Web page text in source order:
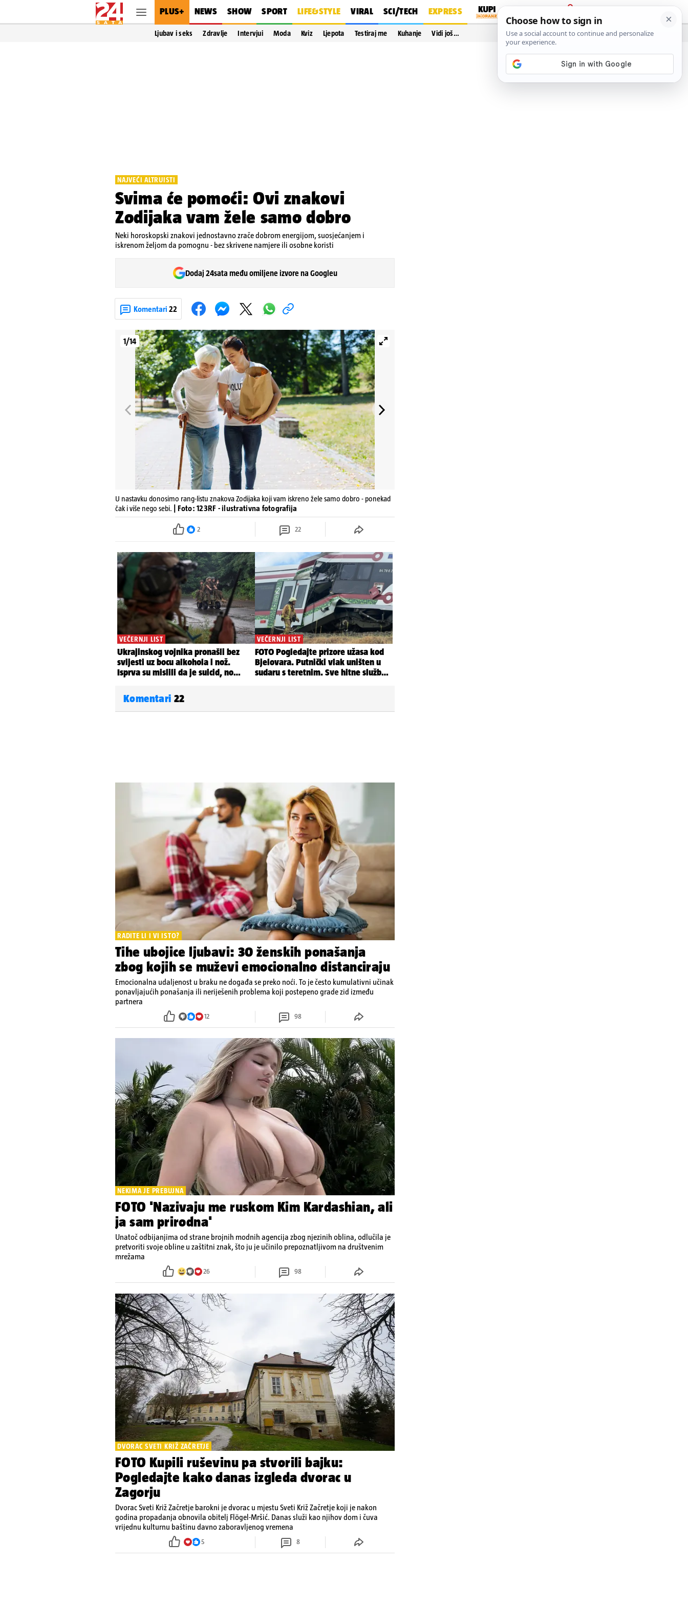
PLUS+ NEWS SHOW SPORT LIFE&STYLE VIRAL SCI/TECH EXPRESS
PRIJAVA
Ljubav i seks Zdravlje Intervjui Moda Kviz Ljepota Testiraj me Kuhanje Vidi još…
NAJVEĆI ALTRUISTI
Svima će pomoći: Ovi znakovi
Zodijaka vam žele samo dobro
Neki horoskopski znakovi jednostavno zrače dobrom energijom, suosjećanjem i
iskrenom željom da pomognu - bez skrivene namjere ili osobne koristi
Dodaj 24sata među omiljene izvore na Googleu
Komentari 22
1/14
U nastavku donosimo rang-listu znakova Zodijaka koji vam iskreno žele samo dobro - ponekad
čak i više nego sebi.
| Foto: 123RF - ilustrativna fotografija
2 22
Komentari 22
RADITE LI I VI ISTO?
Tihe ubojice ljubavi: 30 ženskih ponašanja
zbog kojih se muževi emocionalno distanciraju
Emocionalna udaljenost u braku ne događa se preko noći. To je često kumulativni učinak
ponavljajućih ponašanja ili neriješenih problema koji postepeno grade zid između
partnera
12 98
NEKIMA JE PREBUJNA
FOTO 'Nazivaju me ruskom Kim Kardashian, ali
ja sam prirodna'
Unatoč odbijanjima od strane brojnih modnih agencija zbog njezinih oblina, odlučila je
pretvoriti svoje obline u zaštitni znak, što ju je učinilo prepoznatljivom na društvenim
mrežama
26 98
DVORAC SVETI KRIŽ ZAČRETJE
FOTO Kupili ruševinu pa stvorili bajku:
Pogledajte kako danas izgleda dvorac u
Zagorju
Dvorac Sveti Križ Začretje barokni je dvorac u mjestu Sveti Križ Začretje koji je nakon
godina propadanja obnovila obitelj Flögel-Mršić. Danas služi kao njihov dom i čuva
vrijednu kulturnu baštinu davno zaboravljenog vremena
5 8